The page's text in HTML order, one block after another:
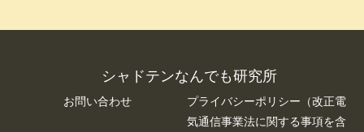
シャドテンなんでも研究所
お問い合わせ
プライバシーポリシー（改正電
気通信事業法に関する事項を含